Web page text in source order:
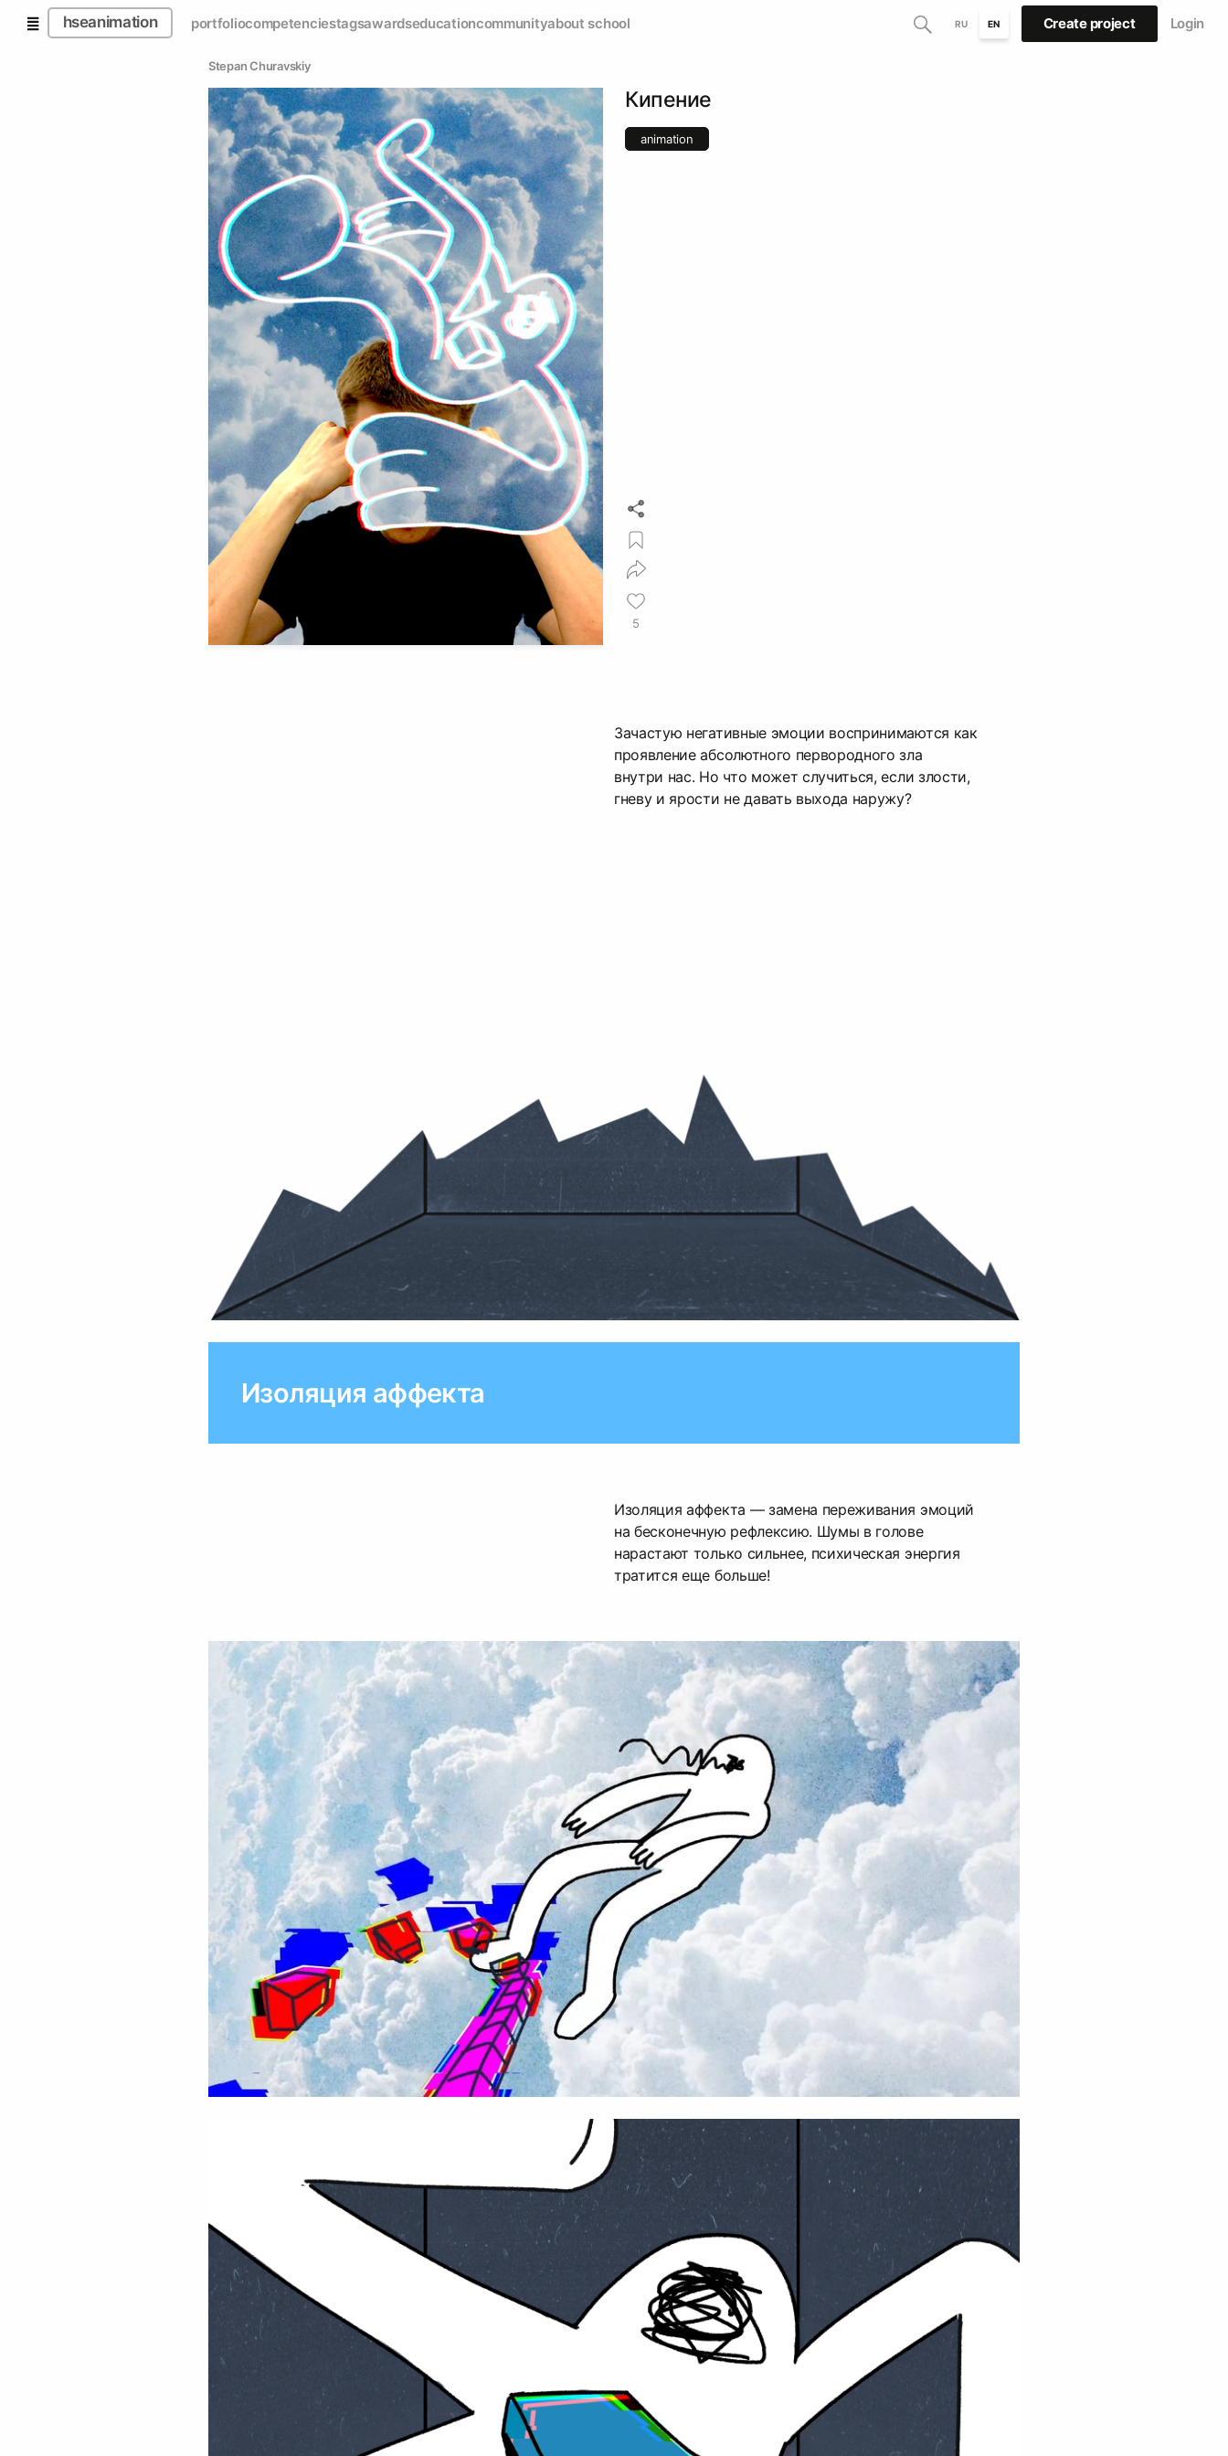
hseanimation portfoliocompetenciestagsawardseducationcommunityabout school RU EN Create project Login
Stepan Churavskiy
Кипение
animation
5
Зачастую негативные эмоции воспринимаются как
проявление абсолютного первородного зла
внутри нас. Но что может случиться, если злости,
гневу и ярости не давать выхода наружу?
Изоляция аффекта
Изоляция аффекта — замена переживания эмоций
на бесконечную рефлексию. Шумы в голове
нарастают только сильнее, психическая энергия
тратится еще больше!